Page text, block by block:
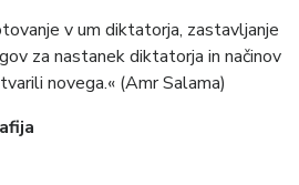
v um diktatorja, zastavljanje
za nastanek diktatorja in načinov
novega.« (Amr Salama)